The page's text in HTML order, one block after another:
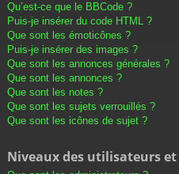
Qu’est-ce que le BBCode ?
Puis-je insérer du code HTML ?
Que sont les émoticônes ?
Puis-je insérer des images ?
Que sont les annonces générales ?
Que sont les annonces ?
Que sont les notes ?
Que sont les sujets verrouillés ?
Que sont les icônes de sujet ?
Niveaux des utilisateurs